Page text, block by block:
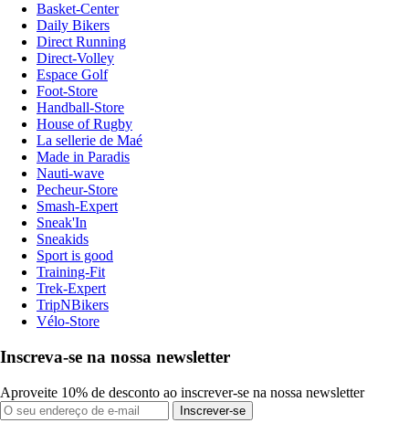
Basket-Center
Daily Bikers
Direct Running
Direct-Volley
Espace Golf
Foot-Store
Handball-Store
House of Rugby
La sellerie de Maé
Made in Paradis
Nauti-wave
Pecheur-Store
Smash-Expert
Sneak'In
Sneakids
Sport is good
Training-Fit
Trek-Expert
TripNBikers
Vélo-Store
Inscreva-se na nossa newsletter
Aproveite 10% de desconto ao inscrever-se na nossa newsletter
Inscrever-se